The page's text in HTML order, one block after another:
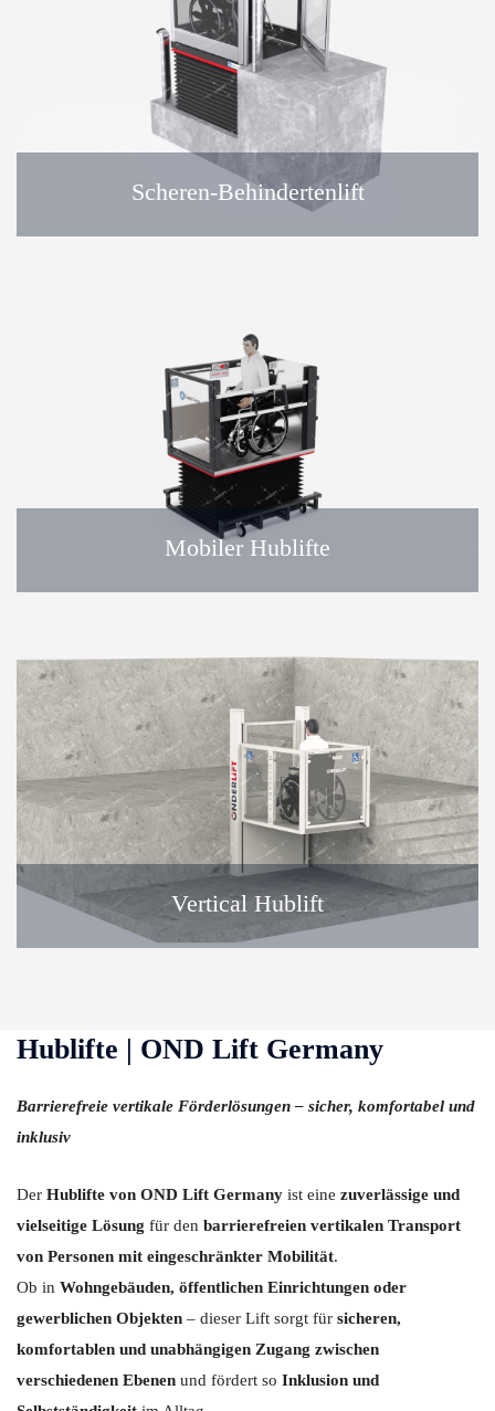
Scheren-Behindertenlift
Mobiler Hublifte
Vertical Hublift
Hublifte | OND Lift Germany
Barrierefreie vertikale Förderlösungen – sicher, komfortabel und
inklusiv
Der Hublifte von OND Lift Germany ist eine zuverlässige und
vielseitige Lösung für den barrierefreien vertikalen Transport
von Personen mit eingeschränkter Mobilität.
Ob in Wohngebäuden, öffentlichen Einrichtungen oder
gewerblichen Objekten – dieser Lift sorgt für sicheren,
komfortablen und unabhängigen Zugang zwischen
verschiedenen Ebenen und fördert so Inklusion und